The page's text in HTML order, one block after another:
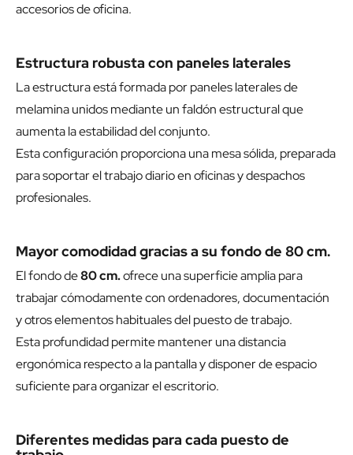
accesorios de oficina.
Estructura robusta con paneles laterales
La estructura está formada por paneles laterales de
melamina unidos mediante un faldón estructural que
aumenta la estabilidad del conjunto.
Esta configuración proporciona una mesa sólida, preparada
para soportar el trabajo diario en oficinas y despachos
profesionales.
Mayor comodidad gracias a su fondo de 80 cm.
El fondo de80 cm.ofrece una superficie amplia para
trabajar cómodamente con ordenadores, documentación
y otros elementos habituales del puesto de trabajo.
Esta profundidad permite mantener una distancia
ergonómica respecto a la pantalla y disponer de espacio
suficiente para organizar el escritorio.
Diferentes medidas para cada puesto de